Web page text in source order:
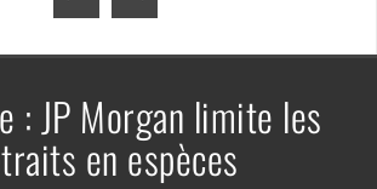
: JP Morgan limite les
en espèces